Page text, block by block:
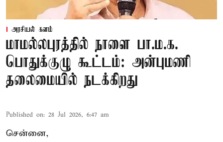
அரசியல் களம்
மாமல்லபுரத்தில் நாளை பா.ம.க.
பொதுக்குழு கூட்டம்: அன்புமணி
தலைமையில் நடக்கிறது
Published on: 28 Jul 2026, 6:47 am
சென்னை,